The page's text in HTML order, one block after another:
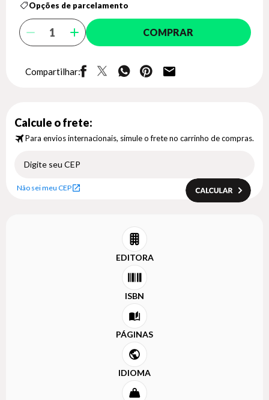
Opções de parcelamento
COMPRAR
Compartilhar:
Calcule o frete:
Para envios internacionais, simule o frete no carrinho de compras.
Não sei meu CEP
EDITORA
ISBN
PÁGINAS
IDIOMA